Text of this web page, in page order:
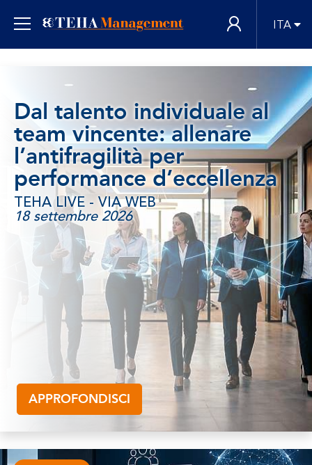
ITA
Dal talento individuale al
team vincente: allenare
l’antifragilità per
performance d’eccellenza
TEHA LIVE - VIA WEB
18 settembre 2026
APPROFONDISCI